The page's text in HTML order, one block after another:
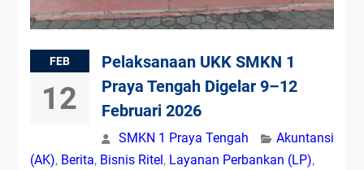
FEB
12
Pelaksanaan UKK SMKN 1
Praya Tengah Digelar 9–12
Februari 2026
SMKN 1 Praya Tengah
Akuntansi
(AK), Berita, Bisnis Ritel, Layanan Perbankan (LP),